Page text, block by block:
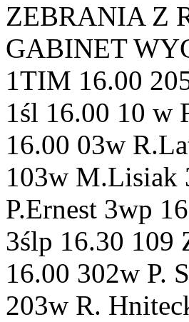
ZEBRANIA Z
GABINET
1TIM 16.00
1śl 16.00 10 w
16.00 03w
103w M.Lisiak
P.Ernest 3wp
3ślp 16.30 109
16.00 302w P.
203w R.